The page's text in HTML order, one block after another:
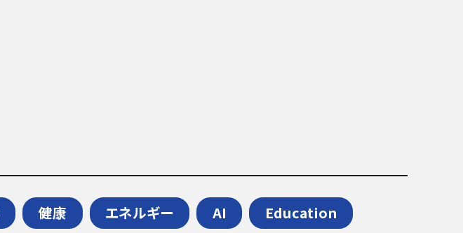
健康 エネルギー AI
Education